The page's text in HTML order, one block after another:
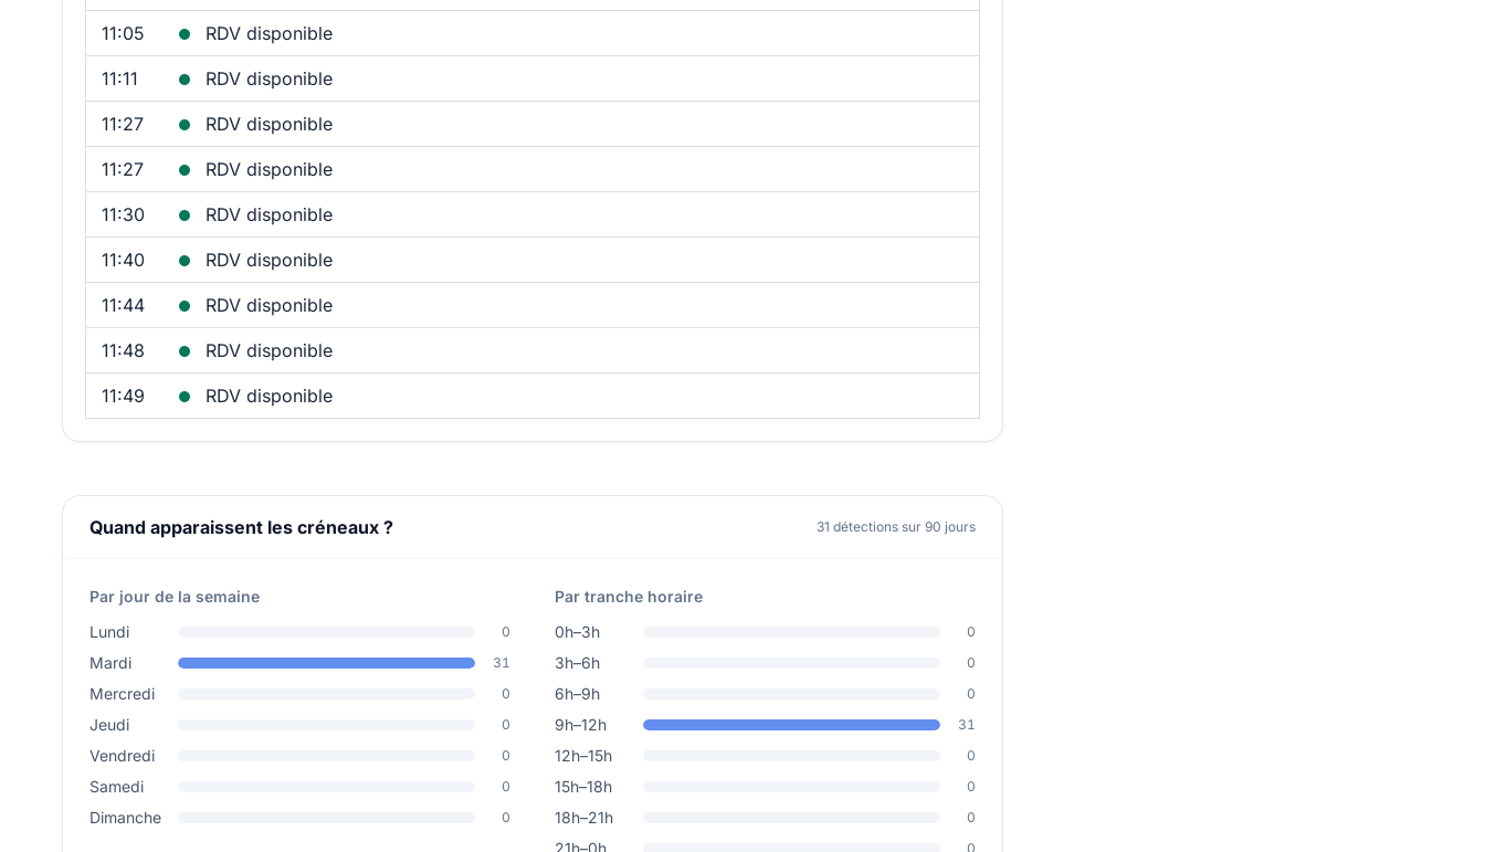
11:05 RDV disponible
11:11 RDV disponible
11:27 RDV disponible
11:27 RDV disponible
11:30 RDV disponible
11:40 RDV disponible
11:44 RDV disponible
11:48 RDV disponible
11:49 RDV disponible
Quand apparaissent les créneaux ? 31 détections sur 90 jours
Par jour de la semaine
Lundi
0
Mardi 31
Mercredi 0
Jeudi 0
Vendredi 0
Samedi 0
Dimanche 0
Par tranche horaire
0h–3h
0
3h–6h 0
6h–9h 0
9h–12h 31
12h–15h 0
15h–18h 0
18h–21h 0
21h–0h 0